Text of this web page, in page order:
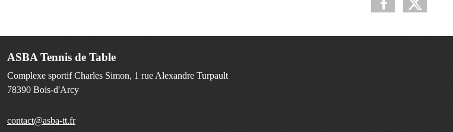
ASBA Tennis de Table
Complexe sportif Charles Simon, 1 rue Alexandre Turpault
78390 Bois-d'Arcy
contact@asba-tt.fr